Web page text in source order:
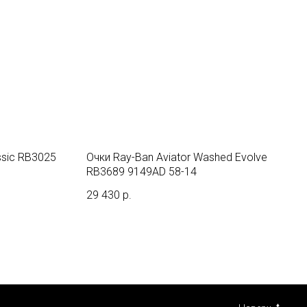
RB3025
Очки Ray-Ban Aviator Washed Evolve
RB3689 9149AD 58-14
29 430 р.